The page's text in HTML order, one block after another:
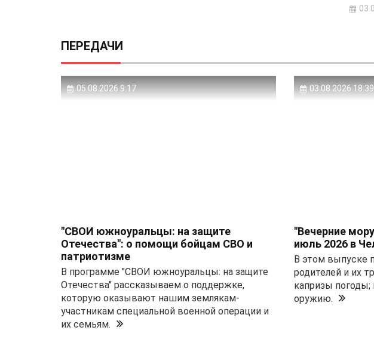
ПЕРЕДАЧИ
05.08.2026 9:17
"СВОИ южноуральцы: на защите
Отечества": о помощи бойцам СВО и
патриотизме
В программе "СВОИ южноуральцы: на защите
Отечества" рассказываем о поддержке,
которую оказывают нашим землякам-
участникам специальной военной операции и
их семьям.
03.08.2026 18:39
"Вечерние
июль 2026 в
В этом выпуске
родителей и их
капризы
оружию.